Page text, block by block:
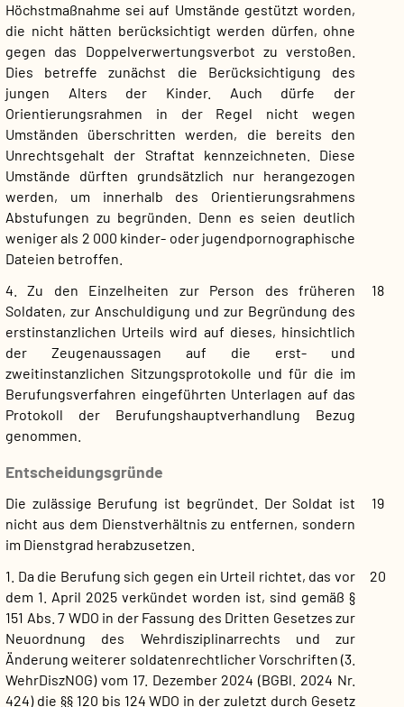
Höchstmaßnahme sei auf Umstände gestützt worden,
die nicht hätten berücksichtigt werden dürfen, ohne
gegen das Doppelverwertungsverbot zu verstoßen.
Dies betreffe zunächst die Berücksichtigung des
jungen Alters der Kinder. Auch dürfe der
Orientierungsrahmen in der Regel nicht wegen
Umständen überschritten werden, die bereits den
Unrechtsgehalt der Straftat kennzeichneten. Diese
Umstände dürften grundsätzlich nur herangezogen
werden, um innerhalb des Orientierungsrahmens
Abstufungen zu begründen. Denn es seien deutlich
weniger als 2 000 kinder- oder jugendpornographische
Dateien betroffen.
18
4. Zu den Einzelheiten zur Person des früheren
Soldaten, zur Anschuldigung und zur Begründung des
erstinstanzlichen Urteils wird auf dieses, hinsichtlich
der Zeugenaussagen auf die erst- und
zweitinstanzlichen Sitzungsprotokolle und für die im
Berufungsverfahren eingeführten Unterlagen auf das
Protokoll der Berufungshauptverhandlung Bezug
genommen.
Entscheidungsgründe
19
Die zulässige Berufung ist begründet. Der Soldat ist
nicht aus dem Dienstverhältnis zu entfernen, sondern
im Dienstgrad herabzusetzen.
20
1. Da die Berufung sich gegen ein Urteil richtet, das vor
dem 1. April 2025 verkündet worden ist, sind gemäß §
151 Abs. 7 WDO in der Fassung des Dritten Gesetzes zur
Neuordnung des Wehrdisziplinarrechts und zur
Änderung weiterer soldatenrechtlicher Vorschriften (3.
WehrDiszNOG) vom 17. Dezember 2024 (BGBl. 2024 Nr.
424) die §§ 120 bis 124 WDO in der zuletzt durch Gesetz